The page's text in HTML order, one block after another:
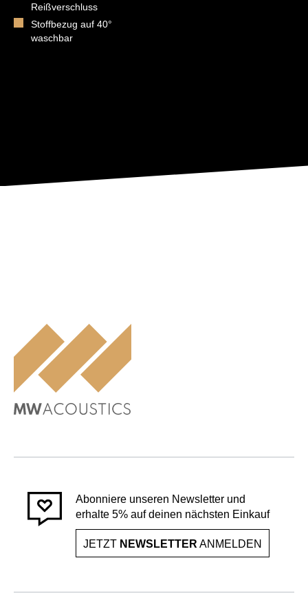
Reißverschluss
Stoffbezug auf 40°
waschbar
Abonniere unseren Newsletter und
erhalte 5% auf deinen nächsten Einkauf
JETZT NEWSLETTER ANMELDEN